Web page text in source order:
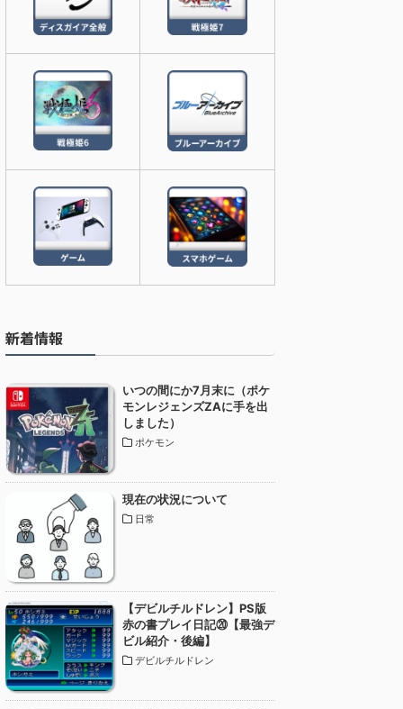
新着情報
いつの間にか7月末に（ポケ
モンレジェンズZAに手を出
しました）
ポケモン
現在の状況について
日常
【デビルチルドレン】PS版
赤の書プレイ日記⑳【最強デ
ビル紹介・後編】
デビルチルドレン